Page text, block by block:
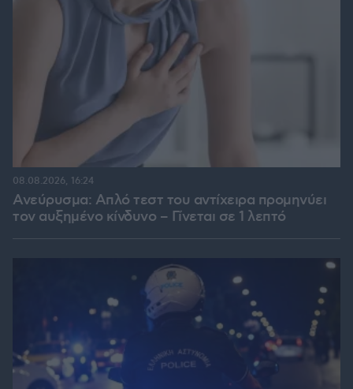
Ανεύρυσμα: Απλό τεστ του αντίχειρα προμηνύει
τον αυξημένο κίνδυνο – Γίνεται σε 1 λεπτό
08.08.2026, 16:24